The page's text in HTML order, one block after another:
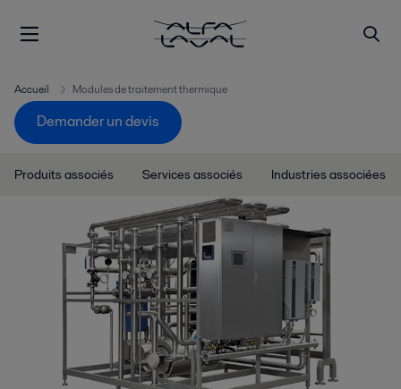
Accueil Modules de traitement thermique
Demander un devis
Produits associés Services associés Industries associées